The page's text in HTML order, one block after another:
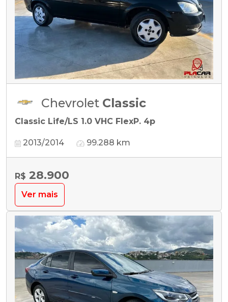
Chevrolet Classic
Classic Life/LS 1.0 VHC FlexP. 4p
2013/2014 99.288 km
R$ 28.900
Ver mais